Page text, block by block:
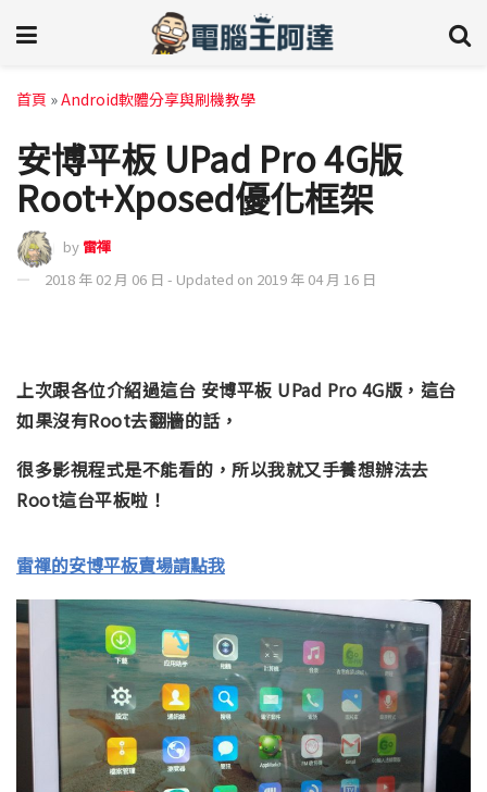
首頁 »Android軟體分享與刷機教學
安博平板 UPad Pro 4G版
Root+Xposed優化框架
by 雷禪
2018 年 02 月 06 日 - Updated on 2019 年 04 月 16 日
上次跟各位介紹過這台 安博平板 UPad Pro 4G版，這台
如果沒有Root去翻牆的話，
很多影視程式是不能看的， 所以我就又手養想辦法去
Root這台平板啦！
雷禪的安博平板賣場請點我